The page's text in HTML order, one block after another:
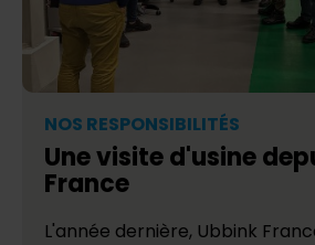
NOS RESPONSIBILITÉS
Une visite d'usine
France
L'année dernière, Ubbink